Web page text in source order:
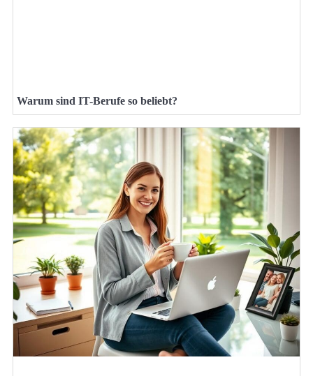
Warum sind IT-Berufe so beliebt?